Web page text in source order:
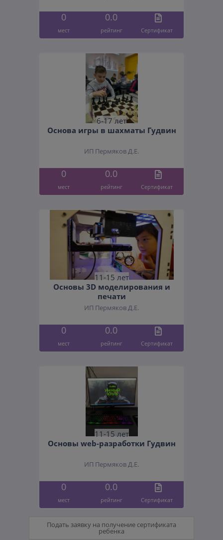
0 0.0
мест рейтинг Cертификат
6-17 лет
Основа игры в шахматы Гудвин
ИП Пермяков Д.Е.
0 0.0
мест рейтинг Cертификат
11-15 лет
Основы 3D моделирования и
печати
ИП Пермяков Д.Е.
0 0.0
мест рейтинг Cертификат
11-15 лет
Основы web-разработки Гудвин
ИП Пермяков Д.Е.
0 0.0
мест рейтинг Cертификат
Подать заявку на получение сертификата
ребенка